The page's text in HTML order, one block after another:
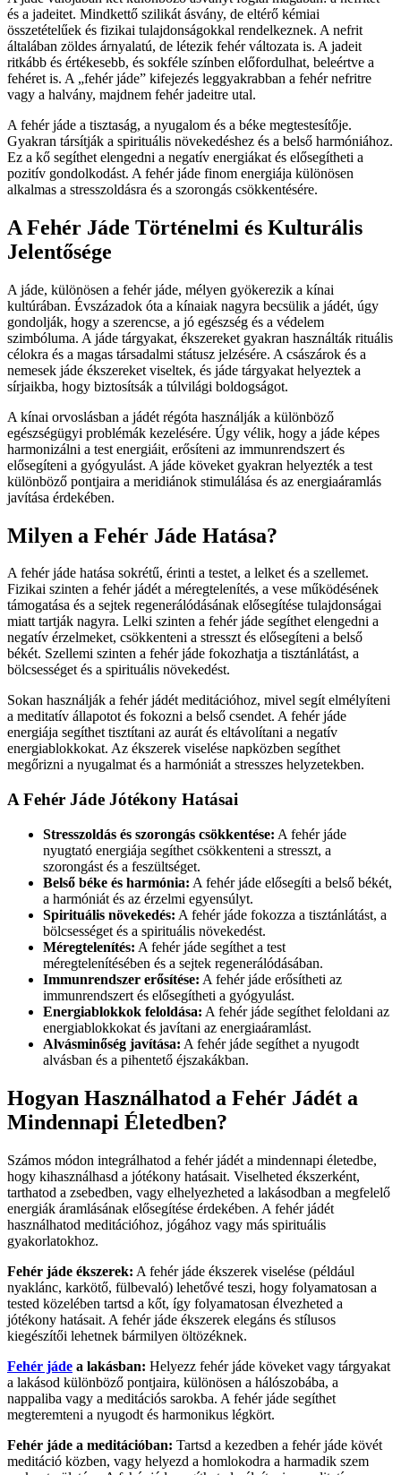
és a jadeitet. Mindkettő szilikát ásvány, de eltérő kémiai
összetételűek és fizikai tulajdonságokkal rendelkeznek. A nefrit
általában zöldes árnyalatú, de létezik fehér változata is. A jadeit
ritkább és értékesebb, és sokféle színben előfordulhat, beleértve a
fehéret is. A „fehér jáde” kifejezés leggyakrabban a fehér nefritre
vagy a halvány, majdnem fehér jadeitre utal.
A fehér jáde a tisztaság, a nyugalom és a béke megtestesítője.
Gyakran társítják a spirituális növekedéshez és a belső harmóniához.
Ez a kő segíthet elengedni a negatív energiákat és elősegítheti a
pozitív gondolkodást. A fehér jáde finom energiája különösen
alkalmas a stresszoldásra és a szorongás csökkentésére.
A Fehér Jáde Történelmi és Kulturális
Jelentősége
A jáde, különösen a fehér jáde, mélyen gyökerezik a kínai
kultúrában. Évszázadok óta a kínaiak nagyra becsülik a jádét, úgy
gondolják, hogy a szerencse, a jó egészség és a védelem
szimbóluma. A jáde tárgyakat, ékszereket gyakran használták rituális
célokra és a magas társadalmi státusz jelzésére. A császárok és a
nemesek jáde ékszereket viseltek, és jáde tárgyakat helyeztek a
sírjaikba, hogy biztosítsák a túlvilági boldogságot.
A kínai orvoslásban a jádét régóta használják a különböző
egészségügyi problémák kezelésére. Úgy vélik, hogy a jáde képes
harmonizálni a test energiáit, erősíteni az immunrendszert és
elősegíteni a gyógyulást. A jáde köveket gyakran helyezték a test
különböző pontjaira a meridiánok stimulálása és az energiaáramlás
javítása érdekében.
Milyen a Fehér Jáde Hatása?
A fehér jáde hatása sokrétű, érinti a testet, a lelket és a szellemet.
Fizikai szinten a fehér jádét a méregtelenítés, a vese működésének
támogatása és a sejtek regenerálódásának elősegítése tulajdonságai
miatt tartják nagyra. Lelki szinten a fehér jáde segíthet elengedni a
negatív érzelmeket, csökkenteni a stresszt és elősegíteni a belső
békét. Szellemi szinten a fehér jáde fokozhatja a tisztánlátást, a
bölcsességet és a spirituális növekedést.
Sokan használják a fehér jádét meditációhoz, mivel segít elmélyíteni
a meditatív állapotot és fokozni a belső csendet. A fehér jáde
energiája segíthet tisztítani az aurát és eltávolítani a negatív
energiablokkokat. Az ékszerek viselése napközben segíthet
megőrizni a nyugalmat és a harmóniát a stresszes helyzetekben.
A Fehér Jáde Jótékony Hatásai
Stresszoldás és szorongás csökkentése: A fehér jáde
nyugtató energiája segíthet csökkenteni a stresszt, a
szorongást és a feszültséget.
Belső béke és harmónia: A fehér jáde elősegíti a belső békét,
a harmóniát és az érzelmi egyensúlyt.
Spirituális növekedés: A fehér jáde fokozza a tisztánlátást, a
bölcsességet és a spirituális növekedést.
Méregtelenítés: A fehér jáde segíthet a test
méregtelenítésében és a sejtek regenerálódásában.
Immunrendszer erősítése: A fehér jáde erősítheti az
immunrendszert és elősegítheti a gyógyulást.
Energiablokkok feloldása: A fehér jáde segíthet feloldani az
energiablokkokat és javítani az energiaáramlást.
Alvásminőség javítása: A fehér jáde segíthet a nyugodt
alvásban és a pihentető éjszakákban.
Hogyan Használhatod a Fehér Jádét a
Mindennapi Életedben?
Számos módon integrálhatod a fehér jádét a mindennapi életedbe,
hogy kihasználhasd a jótékony hatásait. Viselheted ékszerként,
tarthatod a zsebedben, vagy elhelyezheted a lakásodban a megfelelő
energiák áramlásának elősegítése érdekében. A fehér jádét
használhatod meditációhoz, jógához vagy más spirituális
gyakorlatokhoz.
Fehér jáde ékszerek: A fehér jáde ékszerek viselése (például
nyaklánc, karkötő, fülbevaló) lehetővé teszi, hogy folyamatosan a
tested közelében tartsd a kőt, így folyamatosan élvezheted a
jótékony hatásait. A fehér jáde ékszerek elegáns és stílusos
kiegészítői lehetnek bármilyen öltözéknek.
Fehér jáde a lakásban: Helyezz fehér jáde köveket vagy tárgyakat
a lakásod különböző pontjaira, különösen a hálószobába, a
nappaliba vagy a meditációs sarokba. A fehér jáde segíthet
megteremteni a nyugodt és harmonikus légkört.
Fehér jáde a meditációban: Tartsd a kezedben a fehér jáde kövét
meditáció közben, vagy helyezd a homlokodra a harmadik szem